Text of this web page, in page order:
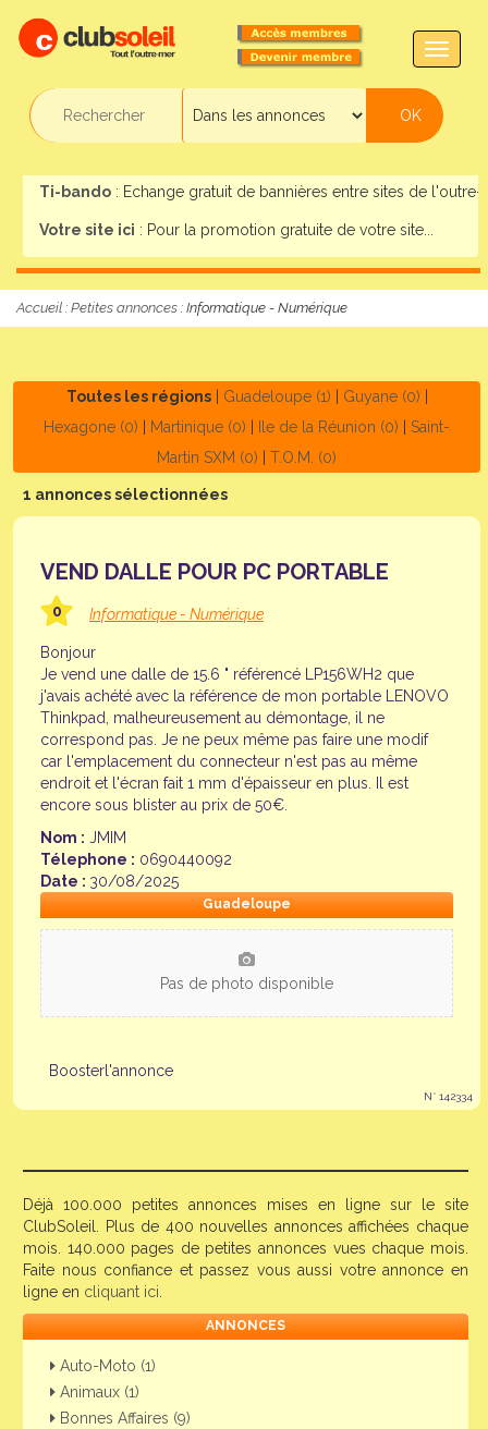
Ti-bando : Echange gratuit de bannières entre sites de l'outre-
Votre site ici : Pour la promotion gratuite de votre site...
Accueil : Petites annonces : Informatique - Numérique
Toutes les régions| Guadeloupe (1) Guyane (0)
Hexagone (0)
Martinique (0) Ile de la Réunion (0) |Saint-
Martin SXM (0) |T.O.M. (0)
1 annonces sélectionnées
VEND DALLE POUR PC PORTABLE
0 Informatique - Numérique
Bonjour
Je vend une dalle de 15.6 " référencé LP156WH2 que
j'avais achété avec la référence de mon portable LENOVO
Thinkpad, malheureusement au démontage, il ne
correspond pas. Je ne peux même pas faire une modif
car l'emplacement du connecteur n'est pas au même
endroit et l'écran fait 1 mm d'épaisseur en plus. Il est
encore sous blister au prix de 50€.
Nom : JMIM
Télephone : 0690440092
Date : 30/08/2025
Guadeloupe
Pas de photo disponible
Boosterl'annonce
N° 142334
Déjà 100.000 petites annonces mises en ligne sur le site
ClubSoleil. Plus de 400 nouvelles annonces affichées chaque
mois. 140.000 pages de petites annonces vues chaque mois.
Faite nous confiance et passez vous aussi votre annonce en
ligne en cliquant ici
ANNONCES
Auto-Moto (1)
Animaux (1)
Bonnes Affaires (9)